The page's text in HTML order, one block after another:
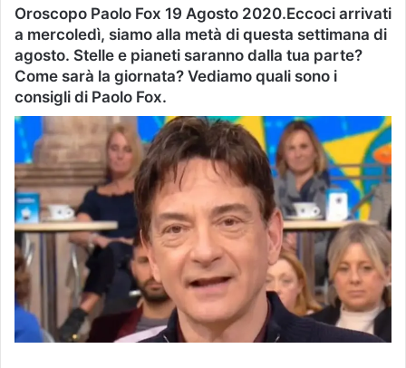
Oroscopo Paolo Fox 19 Agosto 2020.Eccoci arrivati
a mercoledì, siamo alla metà di questa settimana di
agosto. Stelle e pianeti saranno dalla tua parte?
Come sarà la giornata? Vediamo quali sono i
consigli di Paolo Fox.